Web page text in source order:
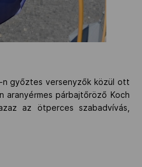
győztes versenyzők közül ott
aranyérmes párbajtőröző Koch
az ötperces szabadvívás,